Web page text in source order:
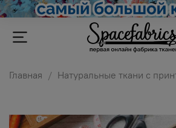
Главная Натуральные ткани с